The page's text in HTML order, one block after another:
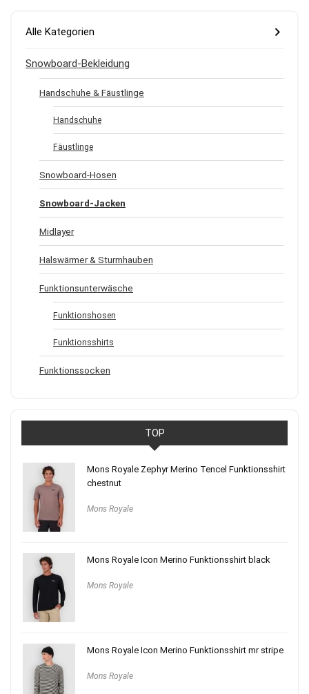
Alle Kategorien
Snowboard-Bekleidung
Handschuhe & Fäustlinge
Handschuhe
Fäustlinge
Snowboard-Hosen
Snowboard-Jacken
Midlayer
Halswärmer & Sturmhauben
Funktionsunterwäsche
Funktionshosen
Funktionsshirts
Funktionssocken
TOP
Mons Royale Zephyr Merino Tencel Funktionsshirt
chestnut
Mons Royale
Mons Royale Icon Merino Funktionsshirt black
Mons Royale
Mons Royale Icon Merino Funktionsshirt mr stripe
Mons Royale